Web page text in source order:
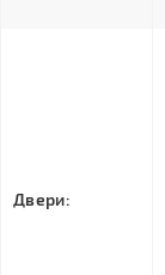
Двери: